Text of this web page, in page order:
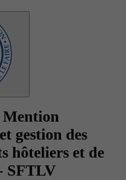
Mention
gestion des
hôteliers et de
SFTLV